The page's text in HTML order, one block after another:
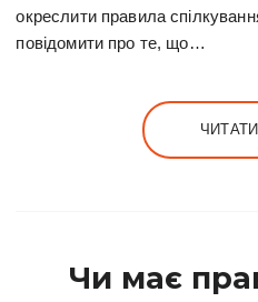
окреслити правила
повідомити про те, що…
Чи має